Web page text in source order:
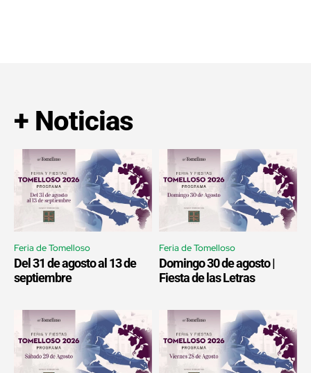
+ Noticias
Feria de Tomelloso
Del 31 de agosto al 13 de
septiembre
Feria de Tomelloso
Domingo 30 de agosto |
Fiesta de las Letras